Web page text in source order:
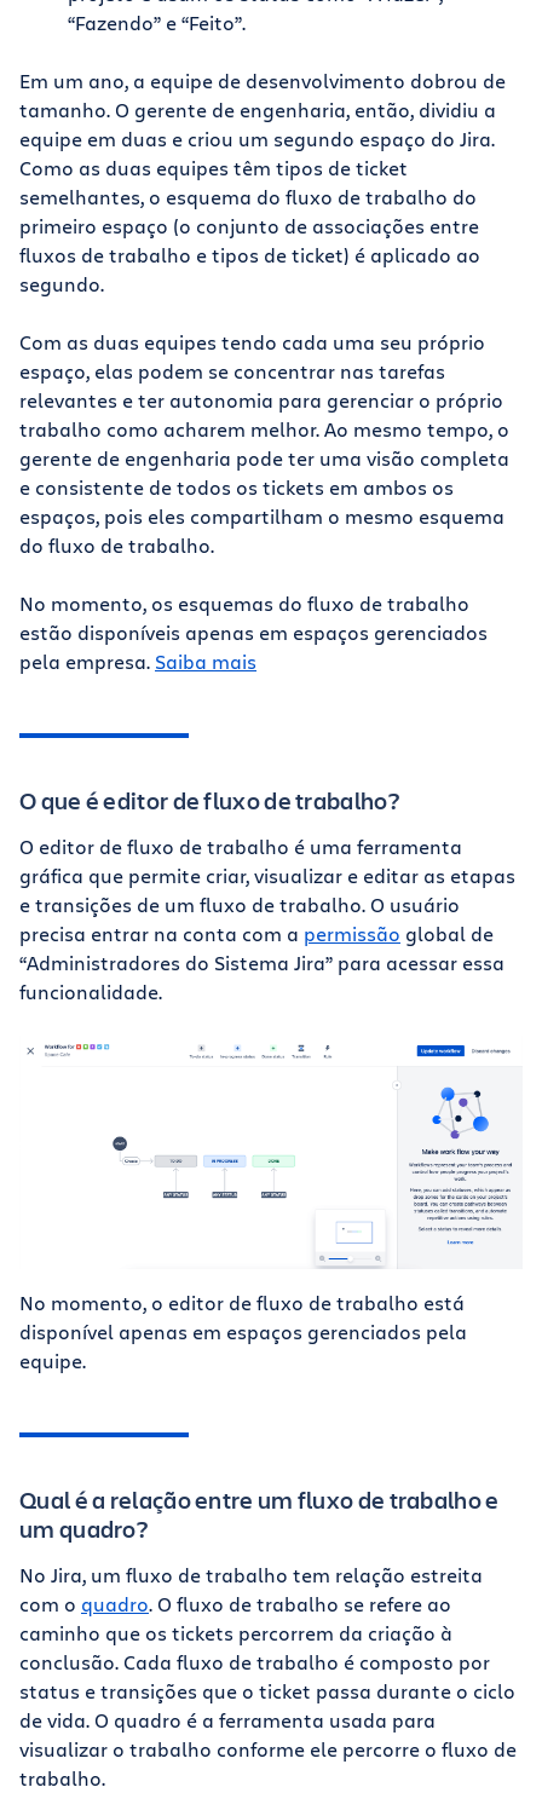
“Fazendo” e “Feito”.
Em um ano, a equipe de desenvolvimento dobrou de
tamanho. O gerente de engenharia, então, dividiu a
equipe em duas e criou um segundo espaço do Jira.
Como as duas equipes têm tipos de ticket
semelhantes, o esquema do fluxo de trabalho do
primeiro espaço (o conjunto de associações entre
fluxos de trabalho e tipos de ticket) é aplicado ao
segundo.
Com as duas equipes tendo cada uma seu próprio
espaço, elas podem se concentrar nas tarefas
relevantes e ter autonomia para gerenciar o próprio
trabalho como acharem melhor. Ao mesmo tempo, o
gerente de engenharia pode ter uma visão completa
e consistente de todos os tickets em ambos os
espaços, pois eles compartilham o mesmo esquema
do fluxo de trabalho.
No momento, os esquemas do fluxo de trabalho
estão disponíveis apenas em espaços gerenciados
pela empresa. Saiba mais
O que é editor de fluxo de trabalho?
O editor de fluxo de trabalho é uma ferramenta
gráfica que permite criar, visualizar e editar as etapas
e transições de um fluxo de trabalho. O usuário
precisa entrar na conta com a permissão global de
“Administradores do Sistema Jira” para acessar essa
funcionalidade.
No momento, o editor de fluxo de trabalho está
disponível apenas em espaços gerenciados pela
equipe.
Qual é a relação entre um fluxo de trabalho e
um quadro?
No Jira, um fluxo de trabalho tem relação estreita
com o quadro. O fluxo de trabalho se refere ao
caminho que os tickets percorrem da criação à
conclusão. Cada fluxo de trabalho é composto por
status e transições que o ticket passa durante o ciclo
de vida. O quadro é a ferramenta usada para
visualizar o trabalho conforme ele percorre o fluxo de
trabalho.